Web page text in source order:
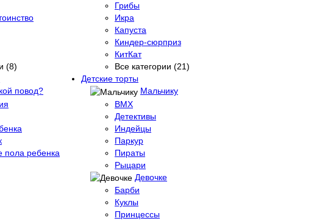
(8)
Грибы
Икра
Капуста
Киндер-сюрприз
КитКат
Все категории (21)
Детские торты
повод?
пола ребенка
Мальчику
BMX
Детективы
Индейцы
Паркур
Пираты
Рыцари
Девочке
Барби
Куклы
Принцессы